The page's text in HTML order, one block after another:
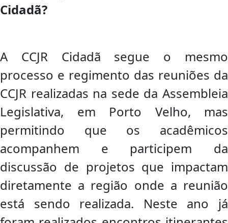
Cidadã?
A CCJR Cidadã segue o mesmo
processo e regimento das reuniões da
CCJR realizadas na sede da Assembleia
Legislativa, em Porto Velho, mas
permitindo que os acadêmicos
acompanhem e participem da
discussão de projetos que impactam
diretamente a região onde a reunião
está sendo realizada. Neste ano já